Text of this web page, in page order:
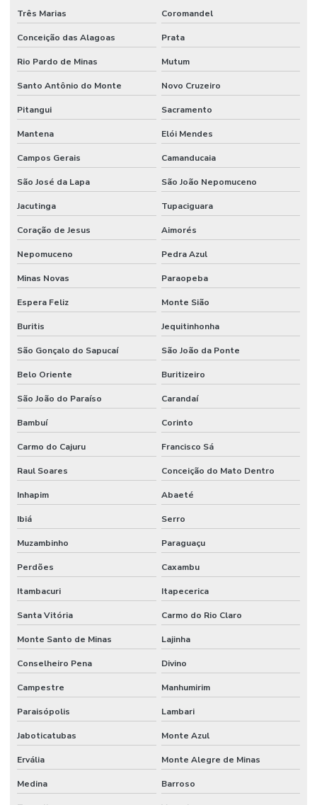
Três Marias Coromandel
Conceição das Alagoas Prata
Rio Pardo de Minas Mutum
Santo Antônio do Monte Novo Cruzeiro
Pitangui Sacramento
Mantena Elói Mendes
Campos Gerais Camanducaia
São José da Lapa São João Nepomuceno
Jacutinga Tupaciguara
Coração de Jesus Aimorés
Nepomuceno Pedra Azul
Minas Novas Paraopeba
Espera Feliz Monte Sião
Buritis Jequitinhonha
São Gonçalo do Sapucaí São João da Ponte
Belo Oriente Buritizeiro
São João do Paraíso Carandaí
Bambuí Corinto
Carmo do Cajuru Francisco Sá
Raul Soares Conceição do Mato Dentro
Inhapim Abaeté
Ibiá Serro
Muzambinho Paraguaçu
Perdões Caxambu
Itambacuri Itapecerica
Santa Vitória Carmo do Rio Claro
Monte Santo de Minas Lajinha
Conselheiro Pena Divino
Campestre Manhumirim
Paraisópolis Lambari
Jaboticatubas Monte Azul
Ervália Monte Alegre de Minas
Medina Barroso